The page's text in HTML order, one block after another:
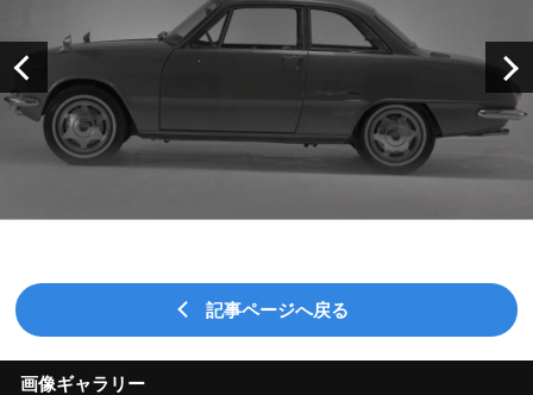
記事ページへ戻る
画像ギャラリー